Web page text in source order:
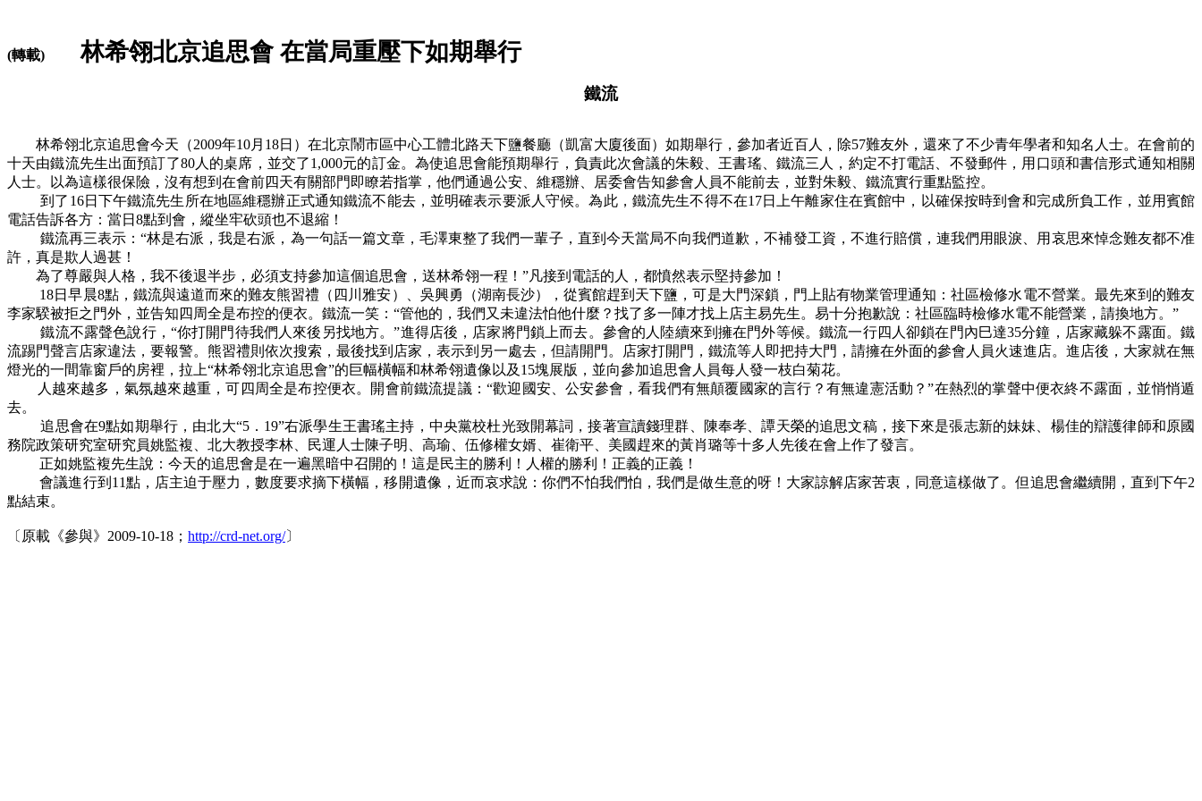
(轉載)林希翎北京追思會 在當局重壓下如期舉行
鐵流
林希翎北京追思會今天（2009年10月 18日）在北京鬧市區中心工體北路天下鹽餐廳（凱富大廈後面）如期舉行，參加者近百人，除57難友外，還來了不少青年學者和知名人士。在會前的
十天由鐵流先生出面預訂了80人的桌席，並交了1,000元的訂金。為使追思會能預期舉行，負責此次會議的朱毅、王書瑤、鐵流三人，約定不打電話、不發郵件，用口頭和書信形式通知相關
人士。以為這樣很保險，沒有想到在會前四天有關部門即瞭若指掌，他們通過公安、維穩辦、居委會告知參會人員不能前去，並對朱毅、鐵流實行重點監控。
到了 16日下午鐵流先生所在地區維穩辦正式通知鐵流不能去，並明確表示要派人守候。為此，鐵流先生不得不在17日上午離家住在賓館中，以確保按時到會和完成所負工作，並用賓館
電話告訴各方：當日 8點到會，縱坐牢砍頭也不退縮！
鐵流再三表示： “林是右派，我是右派，為一句話一篇文章，毛澤東整了我們一輩子，直到今天當局不向我們道歉，不補發工資，不進行賠償，連我們用眼淚、用哀思來悼念難友都不准
許，真是欺人過甚！
為了尊嚴與人格，我不後退半步，必須支持參加這個追思會，送林希翎一程！ ”凡接到電話的人，都憤然表示堅持參加！
18日早晨8點，鐵流與遠道而來的難友熊習禮（四川雅安）、吳興勇（湖南長沙），從賓館趕到天下鹽，可是大門深鎖，門上貼有物業管理通知：社區檢修水電不營業。最先來到的難友
李家騤被拒之門外，並告知四周全是布控的便衣。鐵流一笑： “管他的，我們又未違法怕他什麼？找了多一陣才找上店主易先生。易十分抱歉說：社區臨時檢修水電不能營業，請換地方。 ”
鐵流不露聲色說行， “你打開門待我們人來後另找地方。”進得店後，店家將門鎖上而去。參會的人陸續來到擁在門外等候。鐵流一行四人卻鎖在門內巳達35分鐘，店家藏躲不露面。鐵
流踢門聲言店家違法，要報警。熊習禮則依次搜索，最後找到店家，表示到另一處去，但請開門。店家打開門，鐵流等人即把持大門，請擁在外面的參會人員火速進店。進店後，大家就在無
燈光的一間靠窗戶的房裡，拉上“林希翎北京追思會”的巨幅橫幅和林希翎遺像以及 15塊展版，並向參加追思會人員每人發一枝白菊花。
人越來越多，氣氛越來越重，可四周全是布控便衣。開會前鐵流提議： “歡迎國安、公安參會，看我們有無顛覆國家的言行？有無違憲活動？”在熱烈的掌聲中便衣終不露面，並悄悄遁
去。
追思會在9點如期舉行，由北大“5． 19”右派學生王書瑤主持，中央黨校杜光致開幕詞，接著宣讀錢理群、陳奉孝、譚天榮的追思文稿，接下來是張志新的妹妹、楊佳的辯護律師和原國
務院政策研究室研究員姚監複、北大教授李林、民運人士陳子明、高瑜、伍修權女婿、崔衛平、美國趕來的黃肖璐等十多人先後在會上作了發言。
正如姚監複先生說：今天的追思會是在一遍黑暗中召開的！這是民主的勝利！人權的勝利！正義的正義！
會議進行到 11點，店主迫于壓力，數度要求摘下橫幅，移開遺像，近而哀求說：你們不怕我們怕，我們是做生意的呀！大家諒解店家苦衷，同意這樣做了。但追思會繼續開，直到下午2
點結束。
〔原載《參與》 2009-10-18 ； http://crd-net.org/〕